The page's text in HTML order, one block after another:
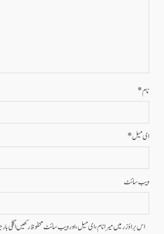
نام*
ای میل*
ویب‌ سائٹ
اس براؤزر میں میرا نام، ای میل، اور ویب سائٹ محفوظ رکھیں